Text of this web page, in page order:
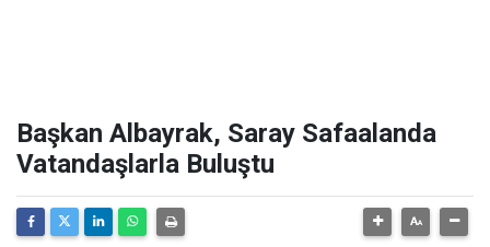
Başkan Albayrak, Saray Safaalanda
Vatandaşlarla Buluştu